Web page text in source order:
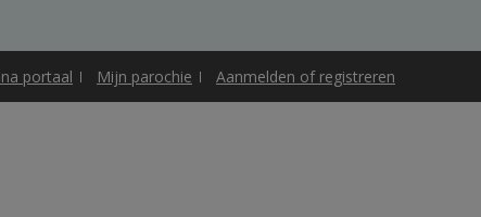
portaal Mijn parochie Aanmelden of registreren